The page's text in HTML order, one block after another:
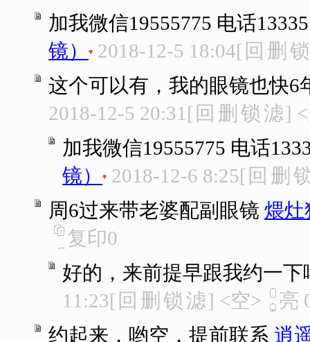
加我微信19555775 电话
镜）
2018-12-5 18:04[ 回 删 锁
这个可以有，我的眼镜也快
2018-12-5 20:31 [ 回 删 锁 滤]
加我微信19555775 电话
镜）
2018-12-6 8:25[ 回 删
周6过来带老婆配副眼镜 煨灶
复印0
好的，来前提早跟我约一下
11:23[ 回 删 锁 滤] <空> 亮
约起来，哟空，提前联系 逍